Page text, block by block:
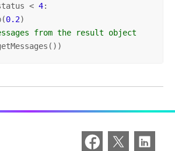
< 4:
0.2
from the result object